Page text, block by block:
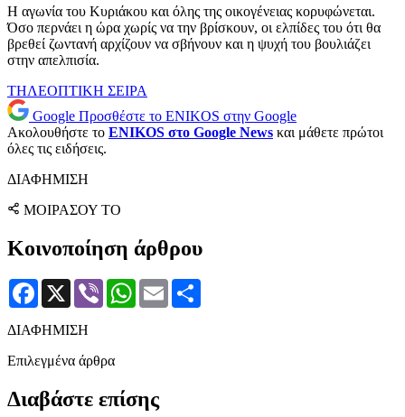
Η αγωνία του Κυριάκου και όλης της οικογένειας κορυφώνεται.
Όσο περνάει η ώρα χωρίς να την βρίσκουν, οι ελπίδες του ότι θα
βρεθεί ζωντανή αρχίζουν να σβήνουν και η ψυχή του βουλιάζει
στην απελπισία.
ΤΗΛΕΟΠΤΙΚΗ ΣΕΙΡΑ
Google Προσθέστε το ENIKOS στην Google
Ακολουθήστε το ENIKOS στο Google News και μάθετε πρώτοι
όλες τις ειδήσεις.
ΔΙΑΦΗΜΙΣΗ
ΜΟΙΡΑΣΟΥ ΤΟ
Κοινοποίηση άρθρου
Facebook
X Viber WhatsApp
Email
ΔΙΑΦΗΜΙΣΗ
Επιλεγμένα άρθρα
Διαβάστε επίσης